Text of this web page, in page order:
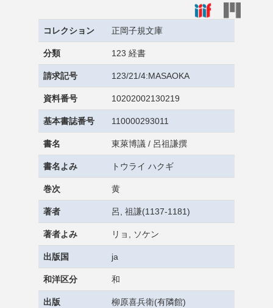
コレクション 正岡子規文庫
分類 123 経書
請求記号 123/21/4:MASAOKA
資料番号 10202002130219
基本書誌番号 110000293011
書名 東萊博議 / 呂祖謙撰
書名よみ トウライ ハクギ
巻次 黄
著者 呂, 祖謙(1137-1181)
著者よみ リョ, ソケン
出版国 ja
和洋区分 和
出版 柳原喜兵衛(有隣館)